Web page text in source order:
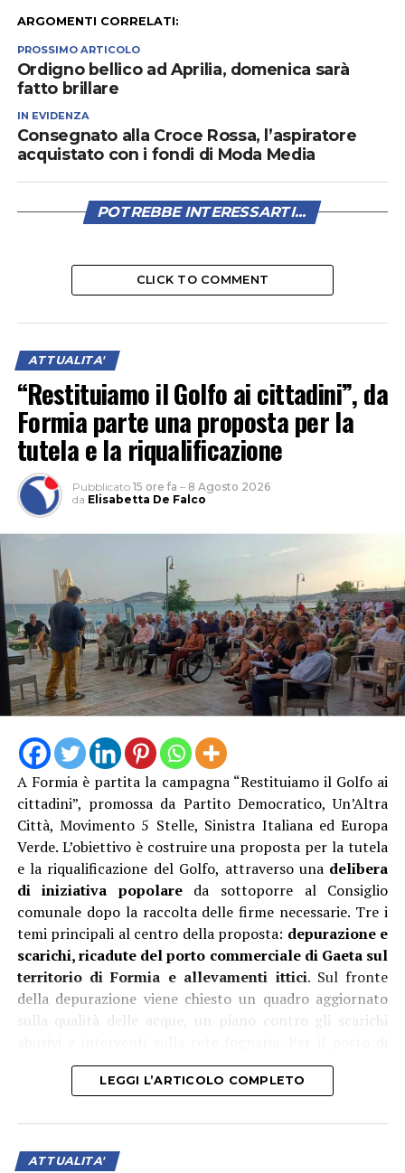
ARGOMENTI CORRELATI:
PROSSIMO ARTICOLO
Ordigno bellico ad Aprilia, domenica sarà
fatto brillare
IN EVIDENZA
Consegnato alla Croce Rossa, l’aspiratore
acquistato con i fondi di Moda Media
POTREBBE INTERESSARTI...
CLICK TO COMMENT
ATTUALITA'
“Restituiamo il Golfo ai cittadini”, da
Formia parte una proposta per la
tutela e la riqualificazione
Pubblicato 15 ore fa – 8 Agosto 2026
da Elisabetta De Falco
A Formia è partita la campagna “Restituiamo il Golfo ai
cittadini”, promossa da Partito Democratico, Un’Altra
Città, Movimento 5 Stelle, Sinistra Italiana ed Europa
Verde. L’obiettivo è costruire una proposta per la tutela
e la riqualificazione del Golfo, attraverso una delibera
di iniziativa popolareda sottoporre al Consiglio
comunale dopo la raccolta delle firme necessarie. Tre i
temi principali al centro della proposta: depurazione e
scarichi, ricadute del porto commerciale di Gaeta sul
territorio di Formia e allevamenti ittici. Sul fronte
della depurazione viene chiesto un quadro aggiornato
sulla qualità delle acque, un piano contro gli scarichi
Gaeta si propone un maggiore coinvolgimento di Formia
nelle decisioni, informazioni preventive sull’arrivo delle
e maggiori controlli sui mezzi pesanti legati ai traffici
portuali. Per gli allevamenti ittici viene chiesto invece di
LEGGI L’ARTICOLO COMPLETO
ATTUALITA'